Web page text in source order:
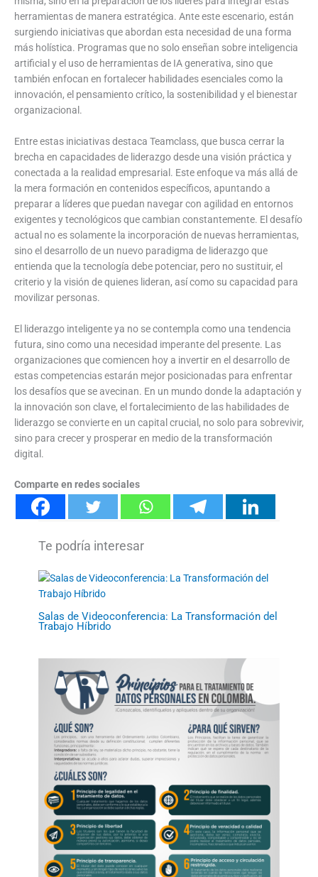
herramientas de manera estratégica. Ante este escenario, están
surgiendo iniciativas que abordan esta necesidad de una forma
más holística. Programas que no solo enseñan sobre inteligencia
artificial y el uso de herramientas de IA generativa, sino que
también enfocan en fortalecer habilidades esenciales como la
innovación, el pensamiento crítico, la sostenibilidad y el bienestar
organizacional.
Entre estas iniciativas destaca Teamclass, que busca cerrar la
brecha en capacidades de liderazgo desde una visión práctica y
conectada a la realidad empresarial. Este enfoque va más allá de
la mera formación en contenidos específicos, apuntando a
preparar a líderes que puedan navegar con agilidad en entornos
exigentes y tecnológicos que cambian constantemente. El desafío
actual no es solamente la incorporación de nuevas herramientas,
sino el desarrollo de un nuevo paradigma de liderazgo que
entienda que la tecnología debe potenciar, pero no sustituir, el
criterio y la visión de quienes lideran, así como su capacidad para
movilizar personas.
El liderazgo inteligente ya no se contempla como una tendencia
futura, sino como una necesidad imperante del presente. Las
organizaciones que comiencen hoy a invertir en el desarrollo de
estas competencias estarán mejor posicionadas para enfrentar
los desafíos que se avecinan. En un mundo donde la adaptación y
la innovación son clave, el fortalecimiento de las habilidades de
liderazgo se convierte en un capital crucial, no solo para sobrevivir,
sino para crecer y prosperar en medio de la transformación
digital.
Comparte en redes sociales
Salas de Videoconferencia: La Transformación del
Trabajo Híbrido